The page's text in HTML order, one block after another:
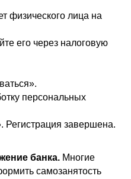
физического лица на
его через налоговую
персональных
Регистрация завершена.
банка. Многие
самозанятость